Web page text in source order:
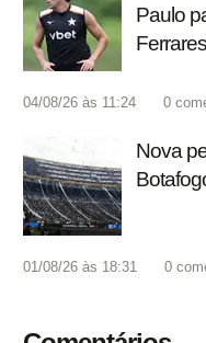
Paulo
04/08/26 às 11:24 0
Nova
01/08/26 às 18:31 0